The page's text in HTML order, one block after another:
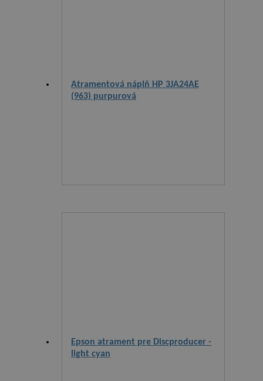
Atramentová náplň HP 3JA24AE
(963) purpurová
Epson atrament pre Discproducer -
light cyan